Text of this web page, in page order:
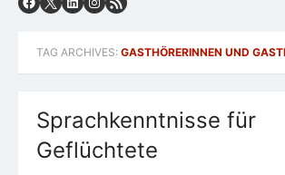
TAG ARCHIVES: GASTHÖRERINNEN UND
Sprachkenntnisse für
Geflüchtete